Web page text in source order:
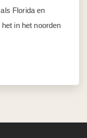
Florida en
in het noorden